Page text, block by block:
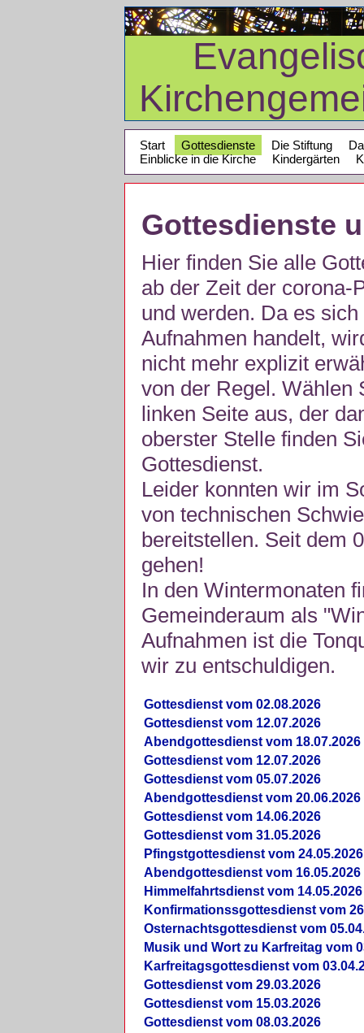
Start Gottesdienste Die Stiftung
Einblicke in die Kirche
Kindergärten
Gottesdienste
Hier finden Sie alle
ab der Zeit der corona-
und werden. Da es
Aufnahmen handelt,
nicht mehr explizit
von der Regel. Wählen
linken Seite aus, der
oberster Stelle finden
Gottesdienst.
Leider konnten wir im
von technischen
bereitstellen. Seit dem
gehen!
In den Wintermonaten
Gemeinderaum als
Aufnahmen ist die
wir zu entschuldigen.
Gottesdienst vom 02.08.2026
Gottesdienst vom 12.07.2026
Abendgottesdienst vom 18.07.2026
Gottesdienst vom 12.07.2026
Gottesdienst vom 05.07.2026
Abendgottesdienst vom 20.06.2026
Gottesdienst vom 14.06.2026
Gottesdienst vom 31.05.2026
Pfingstgottesdienst vom 24.05.2026
Abendgottesdienst vom 16.05.2026
Himmelfahrtsdienst vom 14.05.2026
Konfirmationssgottesdienst vom
Osternachtsgottesdienst vom
Musik und Wort zu Karfreitag vom
Karfreitagsgottesdienst vom
Gottesdienst vom 29.03.2026
Gottesdienst vom 15.03.2026
Gottesdienst vom 08.03.2026